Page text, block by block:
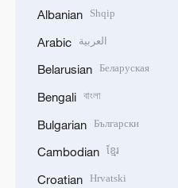
Albanian Shqip
Arabic العربية
Belarusian Беларуская
Bengali বাংলা
Bulgarian Български
Cambodian ខ្មែរ
Croatian Hrvatski